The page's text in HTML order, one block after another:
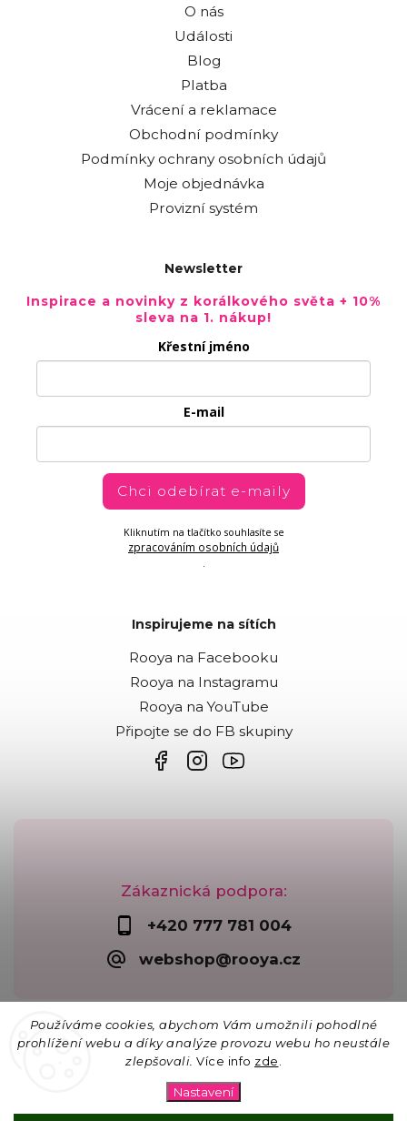
Používáme cookies, abychom Vám umožnili pohodlné
prohlížení webu a díky analýze provozu webu ho neustále
zlepšovali. Více info zde
Nastavení
Zákaznická podpora:
+420 777 781 004
webshop@rooya.cz
O nás
Události
Blog
Platba
Vrácení a reklamace
Obchodní podmínky
Podmínky ochrany osobních údajů
Moje objednávka
Provizní systém
Newsletter
Inspirace a novinky z korálkového světa + 10%
sleva na 1. nákup!
Křestní jméno
E-mail
Chci odebírat e-maily
Kliknutím na tlačítko souhlasíte se
zpracováním osobních údajů
.
Inspirujeme na sítích
Rooya na Facebooku
Rooya na Instagramu
Rooya na YouTube
Připojte se do FB skupiny
vyhrazena.
Upravit nastavení cookies